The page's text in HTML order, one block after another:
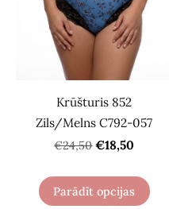
Krūšturis 852
Zils/Melns С792-057
€24,50 €18,50
Parādīt opcijas